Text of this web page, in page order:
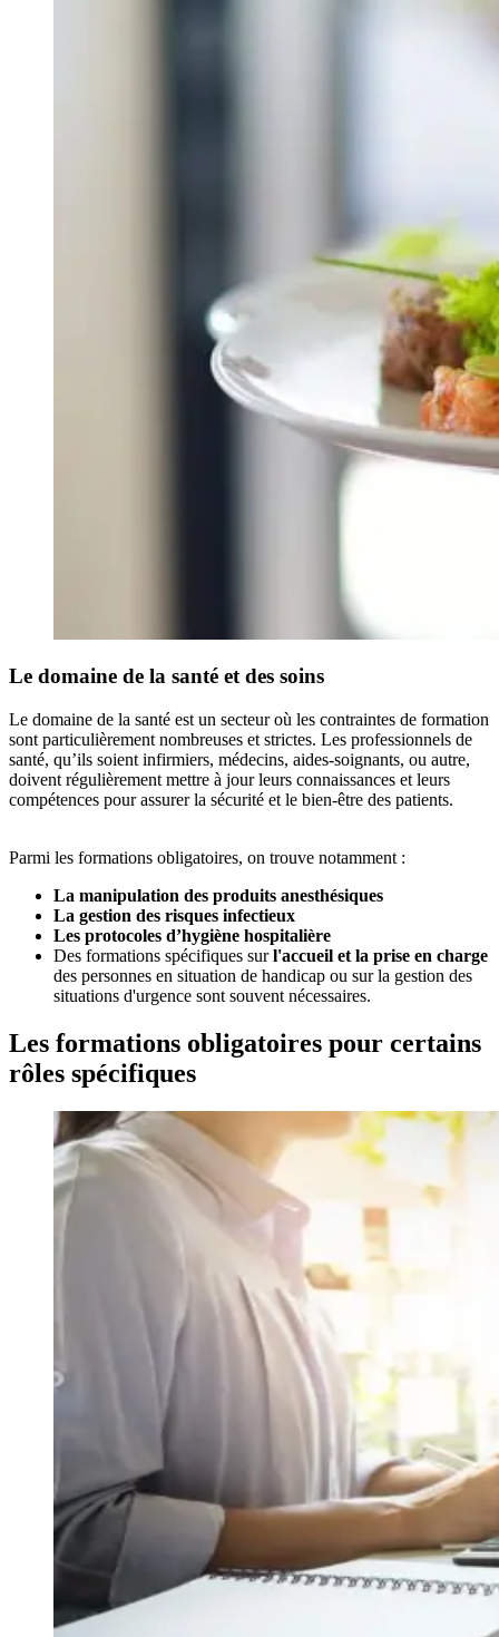
Le domaine de la santé et des soins
Le domaine de la santé est un secteur où les contraintes de formation
sont particulièrement nombreuses et strictes. Les professionnels de
santé, qu’ils soient infirmiers, médecins, aides-soignants, ou autre,
doivent régulièrement mettre à jour leurs connaissances et leurs
compétences pour assurer la sécurité et le bien-être des patients.
Parmi les formations obligatoires, on trouve notamment :
La manipulation des produits anesthésiques
La gestion des risques infectieux
Les protocoles d’hygiène hospitalière
Des formations spécifiques surl'accueil et la prise en charge
des personnes en situation de handicap ou sur la gestion des
situations d'urgence sont souvent nécessaires.
Les formations obligatoires pour certains
rôles spécifiques